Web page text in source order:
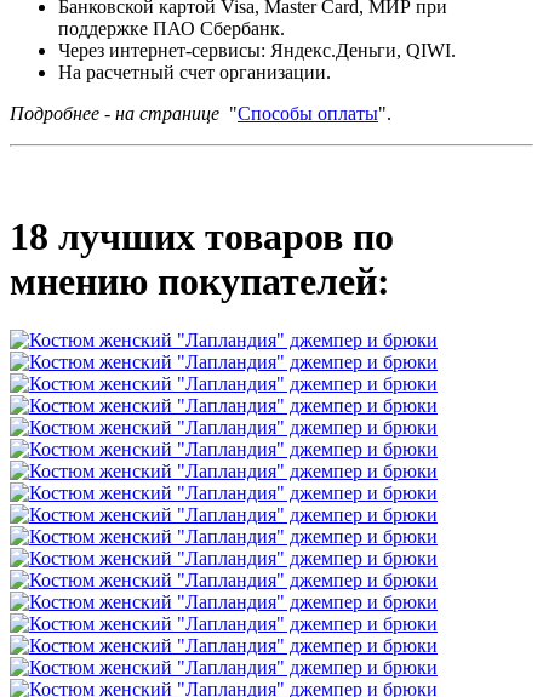
Банковской картой Visa, Master Card, МИР при
поддержке ПАО Сбербанк.
Через интернет-сервисы: Яндекс.Деньги, QIWI.
На расчетный счет организации.
Подробнее - на странице "Способы оплаты".
18 лучших товаров по
мнению покупателей: